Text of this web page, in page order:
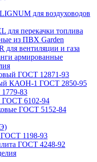
для воздуховодов
перекачки топлива
из ПВХ Garden
вентиляции и газа
армированные
ГОСТ 12871-93
КАОН-1 ГОСТ 2850-95
83
ГОСТ 6102-94
ГОСТ 5152-84
ГОСТ 1198-93
ГОСТ 4248-92